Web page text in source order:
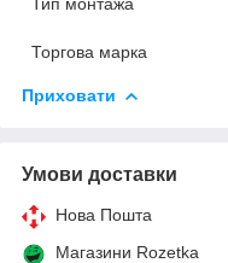
Торгова марка
Приховати
Умови доставки
Нова Пошта
Магазини Rozetka